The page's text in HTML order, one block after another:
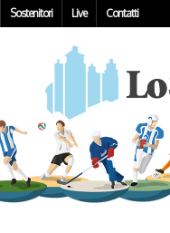
Sostenitori Live Contatti